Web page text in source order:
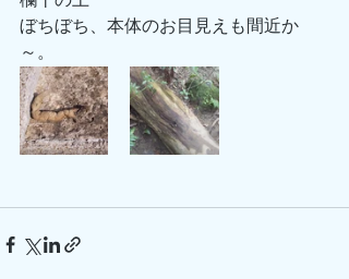
ぼちぼち、本体のお目見えも間近か
～。